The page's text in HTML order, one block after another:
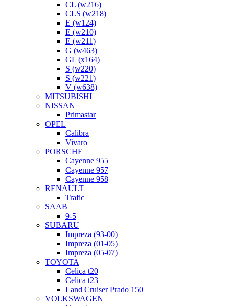
CL (w216)
CLS (w218)
E (w124)
E (w210)
E (w211)
G (w463)
GL (x164)
S (w220)
S (w221)
V (w638)
MITSUBISHI
NISSAN
Primastar
OPEL
Calibra
Vivaro
PORSCHE
Cayenne 955
Cayenne 957
Cayenne 958
RENAULT
Trafic
SAAB
9-5
SUBARU
Impreza (93-00)
Impreza (01-05)
Impreza (05-07)
TOYOTA
Celica t20
Celica t23
Land Cruiser Prado 150
VOLKSWAGEN